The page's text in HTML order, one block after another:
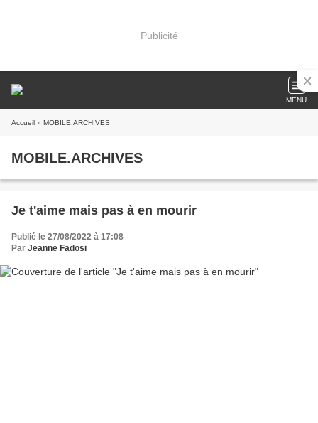
Publicité
MENU
Accueil » MOBILE.ARCHIVES
MOBILE.ARCHIVES
Je t'aime mais pas à en mourir
Publié le 27/08/2022 à 17:08
Par Jeanne Fadosi